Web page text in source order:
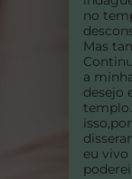
no
Mas
a
desejo
eu vivo